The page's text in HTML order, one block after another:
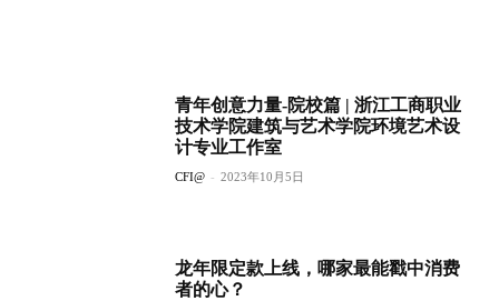
青年创意力量-院校篇 | 浙江工商职业
技术学院建筑与艺术学院环境艺术设
计专业工作室
CFI@ - 2023年10月5日
龙年限定款上线，哪家最能戳中消费
者的心？